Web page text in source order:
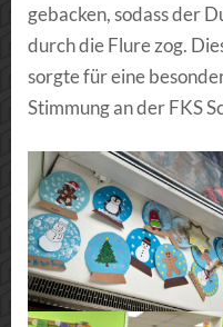
gebacken, sodass der
durch die Flure zog.
sorgte für eine
Stimmung an der FKS